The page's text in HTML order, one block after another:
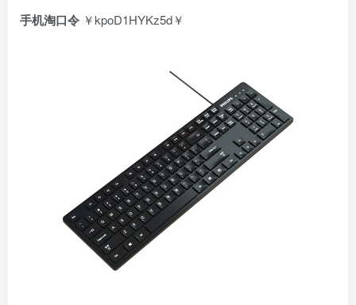
手机淘口令 ￥kpoD1HYKz5d￥